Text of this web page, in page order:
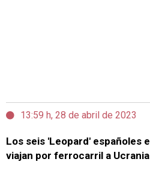
13:59 h, 28 de abril de 2023
Los seis 'Leopard' españoles
viajan por ferrocarril a Ucrania